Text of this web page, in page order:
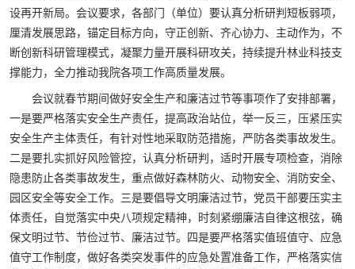
设再开新局。会议要求，各部门（单位）要认真分析研判短板弱项，
厘清发展思路，锚定目标方向，守正创新、齐心协力、主动作为，不
断创新科研管理模式，凝聚力量开展科研攻关，持续提升林业科技支
撑能力，全力推动我院各项工作高质量发展。
会议就春节期间做好安全生产和廉洁过节等事项作了安排部署，
一是要严格落实安全生产责任，提高政治站位，举一反三，压紧压实
安全生产主体责任，有针对性地采取防范措施，严防各类事故发生。
二是要扎实抓好风险管控，认真分析研判，适时开展专项检查，消除
隐患防止各类事故发生，重点做好森林防火、动物安全、消防安全、
园区安全等安全工作。三是要倡导文明廉洁过节，党员干部要压实主
体责任，自觉落实中央八项规定精神，时刻紧绷廉洁自律这根弦，确
保文明过节、节俭过节、廉洁过节。四是要严格落实值班值守、应急
值守工作制度，做好各类突发事件的应急处置准备工作，严格落实信